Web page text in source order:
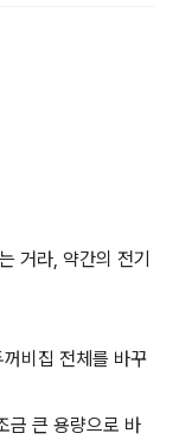
거라, 약간의 전기
비집 전체를 바꾸
금 큰 용량으로 바